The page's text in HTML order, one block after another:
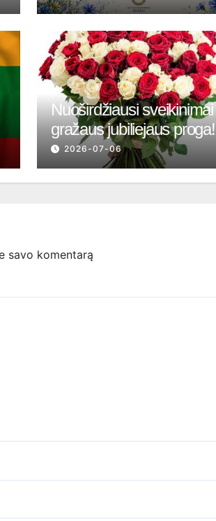
Nuoširdžiausi sveikinimai
gražaus jubiliejaus proga!
2026-07-06
savo komentarą